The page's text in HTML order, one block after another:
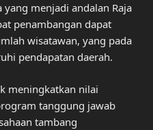
menjadi andalan Raja
penambangan dapat
wisatawan, yang pada
pendapatan daerah.
meningkatkan nilai
tanggung jawab
tambang